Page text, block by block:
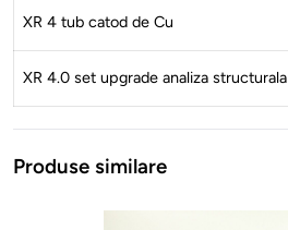
XR 4 tub catod de Cu
XR 4.0 set upgrade analiza structurala
Produse similare